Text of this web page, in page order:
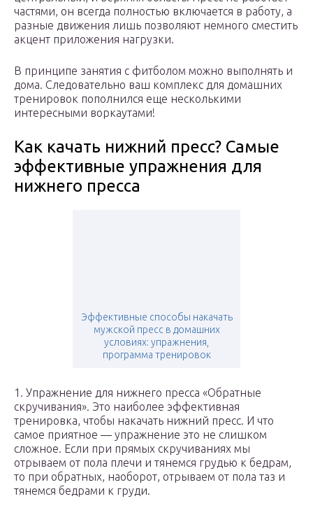
частями, он всегда полностью включается в работу, а
разные движения лишь позволяют немного сместить
акцент приложения нагрузки.
В принципе занятия с фитболом можно выполнять и
дома. Следовательно ваш комплекс для домашних
тренировок пополнился еще несколькими
интересными воркаутами!
Как качать нижний пресс? Самые
эффективные упражнения для
нижнего пресса
Эффективные способы накачать
мужской пресс в домашних
условиях: упражнения,
программа тренировок
1. Упражнение для нижнего пресса «Обратные
скручивания». Это наиболее эффективная
тренировка, чтобы накачать нижний пресс. И что
самое приятное — упражнение это не слишком
сложное. Если при прямых скручиваниях мы
отрываем от пола плечи и тянемся грудью к бедрам,
то при обратных, наоборот, отрываем от пола таз и
тянемся бедрами к груди.